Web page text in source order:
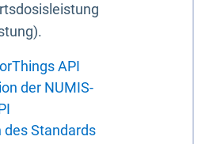
API
der NUMIS-
Standards